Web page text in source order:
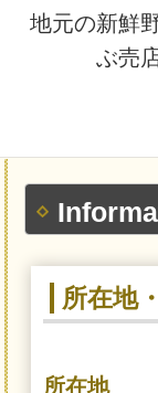
地元の新鮮
ぶ売
所在地
所在地